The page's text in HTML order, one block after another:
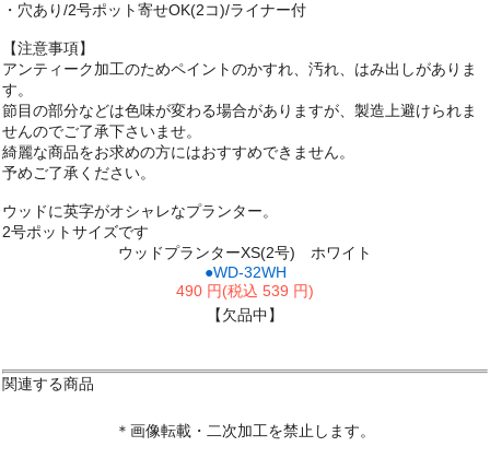
・穴あり/2号ポット寄せOK(2コ)/ライナー付
【注意事項】
アンティーク加工のためペイントのかすれ、汚れ、はみ出しがありま
す。
節目の部分などは色味が変わる場合がありますが、製造上避けられま
せんのでご了承下さいませ。
綺麗な商品をお求めの方にはおすすめできません。
予めご了承ください。
ウッドに英字がオシャレなプランター。
2号ポットサイズです
ウッドプランターXS(2号) ホワイト
●WD-32WH
490 円(税込 539 円)
【欠品中】
関連する商品
＊画像転載・二次加工を禁止します。